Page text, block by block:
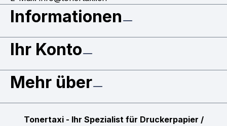
Informationen
Ihr Konto
Mehr über
Tonertaxi - Ihr Spezialist für Druckerpapier /